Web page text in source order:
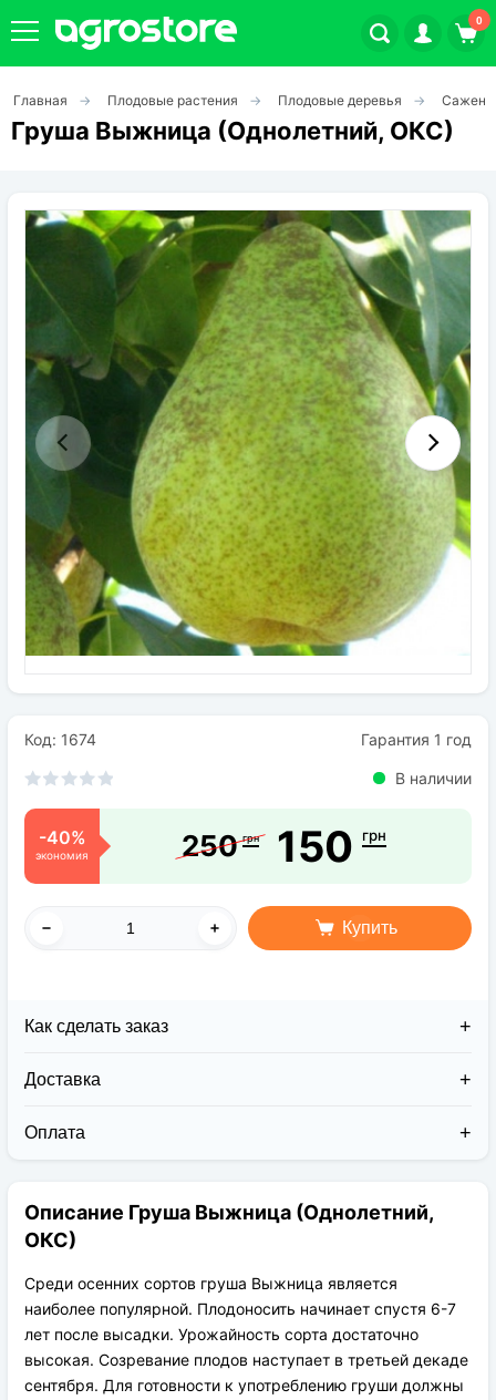
0
Плодовые кустарники
Декоративные растения
Цветы
Травы
Овощи (на посадку)
Штамбовые ягодные кусты
Семена
Удобрения
Главная Плодовые растения Плодовые деревья
Груша Выжница (Однолетний, ОКС)
Код: 1674 Гарантия 1 год
В наличии
-40%
экономия 250 грн 150 грн
Купить
Как сделать заказ
Доставка
курьерскими службами:
транспортировки вплоть до 14 дней (с учётом
хранения на складе).
Оплата
На карту приват банка перед отправкой;
По выставленному счёту (реквизитам
юридического лица);
Описание Груша Выжница (Однолетний,
ОКС)
Среди осенних сортов груша Выжница является
наиболее популярной. Плодоносить начинает спустя 6-7
лет после высадки. Урожайность сорта достаточно
высокая. Созревание плодов наступает в третьей декаде
сентября. Для готовности к употреблению груши должны